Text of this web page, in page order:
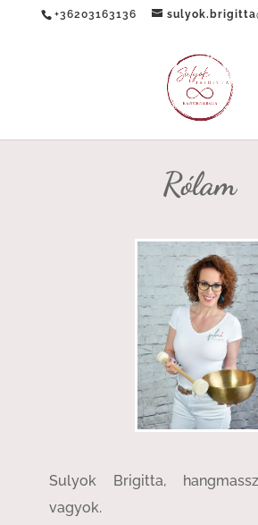
+36203163136
Rólam
Sulyok Brigitta,
vagyok.